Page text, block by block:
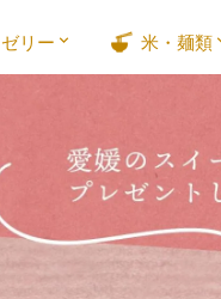
リー 米・麺類